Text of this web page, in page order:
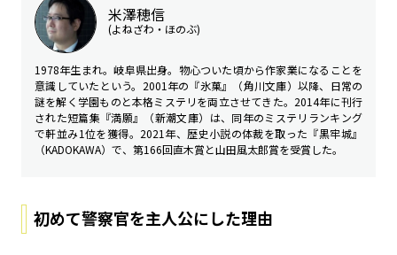
米澤穂信
(よねざわ・ほのぶ)
1978年生まれ。岐阜県出身。物心ついた頃から作家業になることを
意識していたという。2001年の『氷菓』（角川文庫）以降、日常の
謎を解く学園ものと本格ミステリを両立させてきた。2014年に刊行
された短篇集『満願』（新潮文庫）は、同年のミステリランキング
で軒並み1位を獲得。2021年、歴史小説の体裁を取った『黒牢城』
（KADOKAWA）で、第166回直木賞と山田風太郎賞を受賞した。
初めて警察官を主人公にした理由